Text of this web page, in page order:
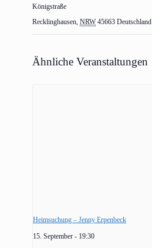
Königstraße
Recklinghausen, NRW 45663 Deutschland
Ähnliche Veranstaltungen
Heimsuchung – Jenny Erpenbeck
15. September - 19:30